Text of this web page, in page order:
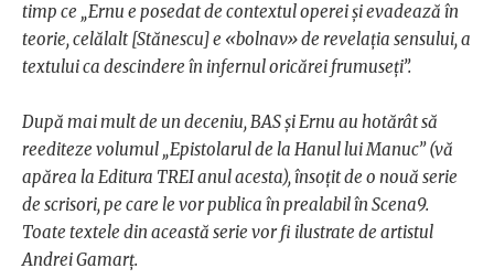
timp ce „Ernu e posedat de contextul operei și evadează în
teorie, celălalt [Stănescu] e «bolnav» de revelația sensului, a
textului ca descindere în infernul oricărei frumuseți”.
După mai mult de un deceniu, BAS și Ernu au hotărât să
reediteze volumul „Epistolarul de la Hanul lui Manuc” (vă
apărea la Editura TREI anul acesta), însoțit de o nouă serie
de scrisori, pe care le vor publica în prealabil în Scena9.
Toate textele din această serie vor fi ilustrate de artistul
Andrei Gamarț.